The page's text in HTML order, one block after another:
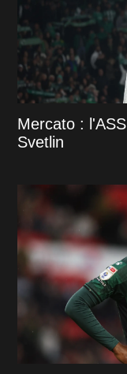
Mercato :
Svetlin